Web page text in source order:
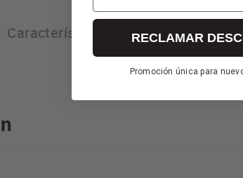
Características técnicasRECLAMAR
Promoción única para